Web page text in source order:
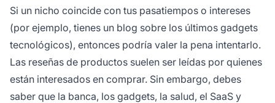
Si un nicho coincide con tus pasatiempos o intereses
(por ejemplo, tienes un blog sobre los últimos gadgets
tecnológicos), entonces podría valer la pena intentarlo.
Las reseñas de productos suelen ser leídas por quienes
están interesados en comprar. Sin embargo, debes
saber que la banca, los gadgets, la salud, el SaaS y